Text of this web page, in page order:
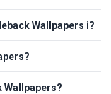
Wallpapers i?
Wallpapers?